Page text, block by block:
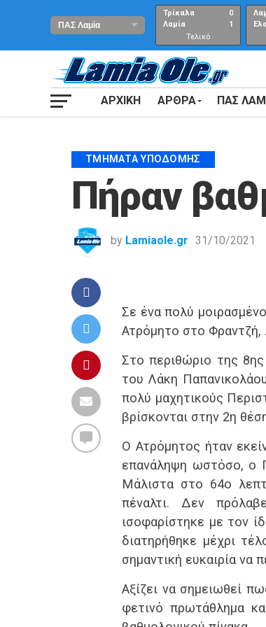
Τρίκαλα
Λαμία
0
1
Τελικό
αποτέλεσμα
ΑΡΧΙΚΗ ΑΡΘΡΑ ΠΑΣ
ΤΜΉΜΑΤΑ ΥΠΟΔΟΜΉΣ
Πήραν
by Lamiaole.gr 31/10/2021
Σε ένα πολύ
Ατρόμητο στο Φραντζή,
Στο περιθώριο της
του Λάκη
πολύ μαχητικούς
βρίσκονται στην 2η
Ο Ατρόμητος ήταν
επανάληψη ωστόσο, ο
Μάλιστα στο 64ο
πέναλτι. Δεν
ισοφαρίστηκε με τον
διατηρήθηκε μέχρι
σημαντική ευκαιρία να
Αξίζει να σημειωθεί
φετινό πρωτάθλημα